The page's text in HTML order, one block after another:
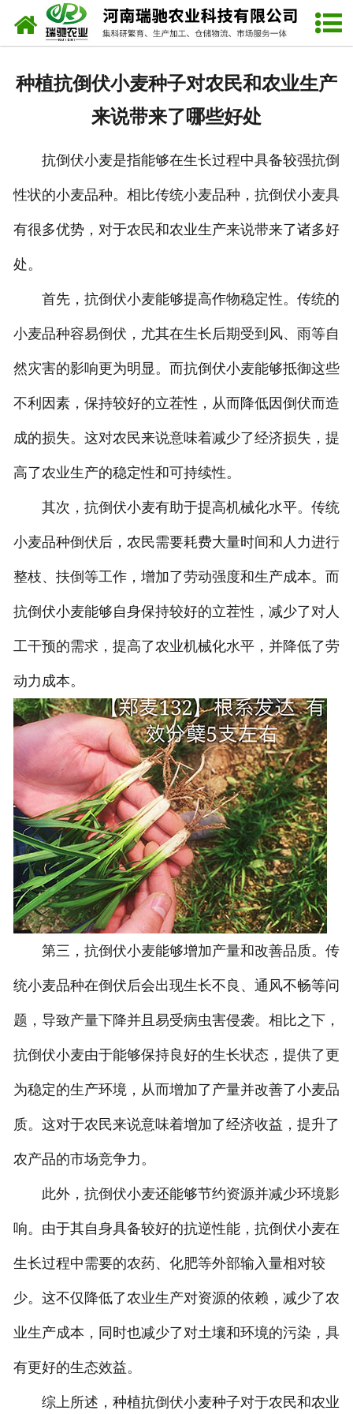
网站首页
资质荣誉
种植抗倒伏小麦种子对农民和农业生产
来说带来了哪些好处
抗倒伏小麦是指能够在生长过程中具备较强抗倒
性状的小麦品种。相比传统小麦品种，抗倒伏小麦具
有很多优势，对于农民和农业生产来说带来了诸多好
处。
首先，抗倒伏小麦能够提高作物稳定性。传统的
小麦品种容易倒伏，尤其在生长后期受到风、雨等自
然灾害的影响更为明显。而抗倒伏小麦能够抵御这些
不利因素，保持较好的立茬性，从而降低因倒伏而造
成的损失。这对农民来说意味着减少了经济损失，提
高了农业生产的稳定性和可持续性。
其次，抗倒伏小麦有助于提高机械化水平。传统
小麦品种倒伏后，农民需要耗费大量时间和人力进行
整枝、扶倒等工作，增加了劳动强度和生产成本。而
抗倒伏小麦能够自身保持较好的立茬性，减少了对人
工干预的需求，提高了农业机械化水平，并降低了劳
动力成本。
第三，抗倒伏小麦能够增加产量和改善品质。传
统小麦品种在倒伏后会出现生长不良、通风不畅等问
题，导致产量下降并且易受病虫害侵袭。相比之下，
抗倒伏小麦由于能够保持良好的生长状态，提供了更
为稳定的生产环境，从而增加了产量并改善了小麦品
质。这对于农民来说意味着增加了经济收益，提升了
农产品的市场竞争力。
此外，抗倒伏小麦还能够节约资源并减少环境影
响。由于其自身具备较好的抗逆性能，抗倒伏小麦在
生长过程中需要的农药、化肥等外部输入量相对较
少。这不仅降低了农业生产对资源的依赖，减少了农
业生产成本，同时也减少了对土壤和环境的污染，具
有更好的生态效益。
综上所述，种植抗倒伏小麦种子对于农民和农业